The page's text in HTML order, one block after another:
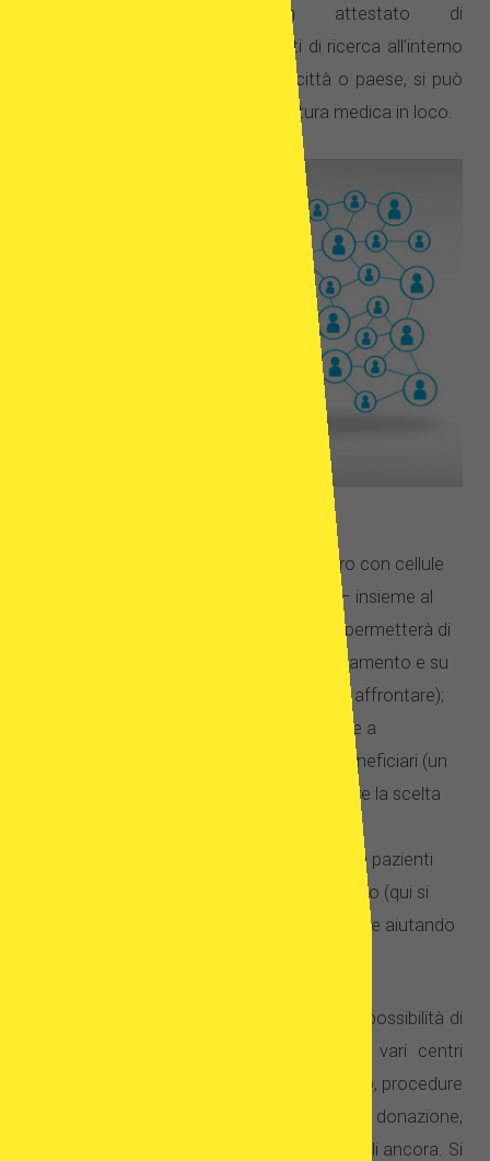
trattamento, ricevono un attestato di
credibilità. Utilizzando gli strumenti di ricerca all’interno
del nostro sito, inserendo nome, città o paese, si può
facilmente trovare la migliore struttura medica in loco.
programmi di fecondazione in vitro con cellule
riproduttive fresche e congelate – insieme al
costo del trattamento (questo vi permetterà di
capire meglio tra le opzioni di trattamento e su
quale sia l’impegno economico da affrontare);
dati delle potenziali donatrici messe a
disposizione dei futuri genitori – beneficiari (un
database che permette di effettuare la scelta
valutazioni sulle cliniche rilasciate da pazienti
che si sono sottoposti al trattamento (qui si
può scrivere anche la propria opinione aiutando
Il confronto tra le cliniche dà ai pazienti la possibilità di
comparare in modo rapido le offerte di vari centri
medici in termini di efficacia del trattamento, procedure
disponibili, prezzi, condizioni e programmi di donazione,
informazioni su donatrici e molti altri dettagli ancora. Si